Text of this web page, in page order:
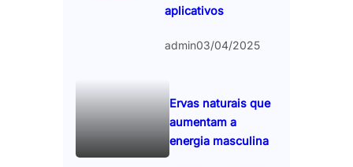
aplicativos
admin03/04/2025
Ervas naturais que
aumentam a
energia masculina